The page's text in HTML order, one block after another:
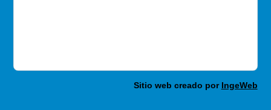
Sitio web creado por IngeWeb